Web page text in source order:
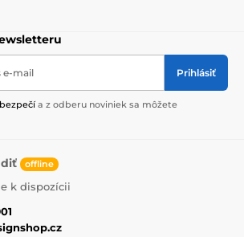
e-mail Prihlásiť
a z odberu noviniek sa môžete
offline
k dispozícii